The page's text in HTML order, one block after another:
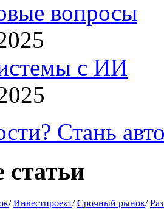
вопросы
с ИИ
/Инвестпроект/Срочный рынок/